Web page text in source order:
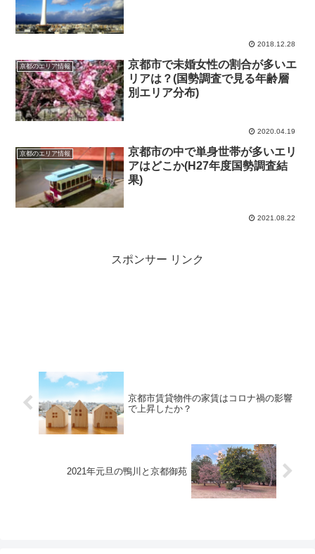
2018.12.28
京都のエリア情報
京都市で未婚女性の割合が多いエ
リアは？(国勢調査で見る年齢層
別エリア分布)
2020.04.19
京都のエリア情報
京都市の中で単身世帯が多いエリ
アはどこか(H27年度国勢調査結
果)
2021.08.22
スポンサー リンク
京都市賃貸物件の家賃はコロナ禍の影響
で上昇したか？
2021年元旦の鴨川と京都御苑